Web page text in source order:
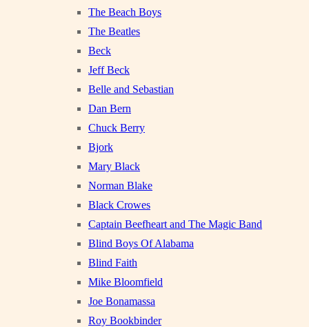
The Beach Boys
The Beatles
Beck
Jeff Beck
Belle and Sebastian
Dan Bern
Chuck Berry
Bjork
Mary Black
Norman Blake
Black Crowes
Captain Beefheart and The Magic Band
Blind Boys Of Alabama
Blind Faith
Mike Bloomfield
Joe Bonamassa
Roy Bookbinder